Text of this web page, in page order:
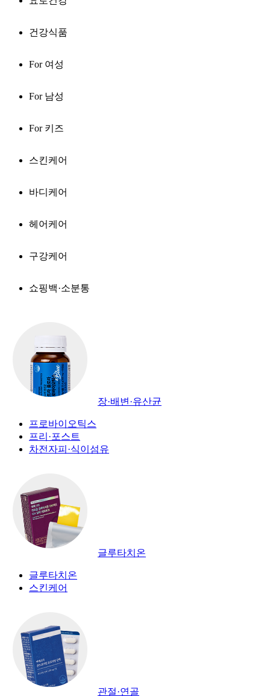
건강식품
For 여성
For 남성
For 키즈
스킨케어
바디케어
헤어케어
구강케어
쇼핑백·소분통
장·배변·유산균
프로바이오틱스
프리·포스트
차전자피·식이섬유
글루타치온
글루타치온
스킨케어
관절·연골